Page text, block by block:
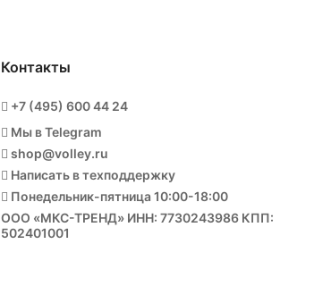
Контакты
+7 (495) 600 44 24
Мы в Telegram
shop@volley.ru
Написать в техподдержку
Понедельник-пятница 10:00-18:00
ООО «МКС-ТРЕНД» ИНН: 7730243986 КПП:
502401001